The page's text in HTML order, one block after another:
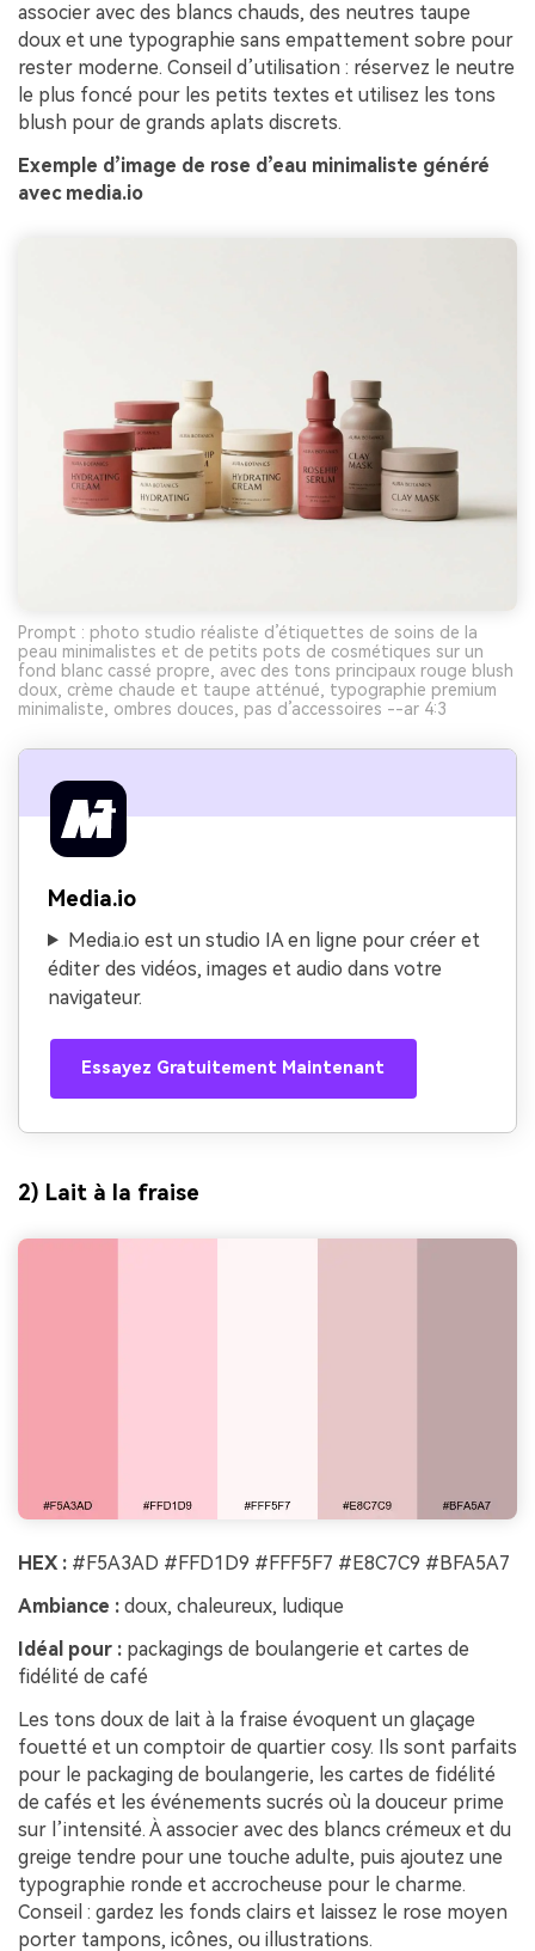
associer avec des blancs chauds, des neutres taupe
doux et une typographie sans empattement sobre pour
rester moderne. Conseil d’utilisation : réservez le neutre
le plus foncé pour les petits textes et utilisez les tons
blush pour de grands aplats discrets.
Exemple d’image de rose d’eau minimaliste généré
avec media.io
Prompt : photo studio réaliste d’étiquettes de soins de la
peau minimalistes et de petits pots de cosmétiques sur un
fond blanc cassé propre, avec des tons principaux rouge blush
doux, crème chaude et taupe atténué, typographie premium
minimaliste, ombres douces, pas d’accessoires --ar 4:3
Media.io
Media.io est un studio IA en ligne pour créer et
éditer des vidéos, images et audio dans votre
navigateur.
Essayez Gratuitement Maintenant
2) Lait à la fraise
HEX : #F5A3AD #FFD1D9 #FFF5F7 #E8C7C9 #BFA5A7
Ambiance : doux, chaleureux, ludique
Idéal pour : packagings de boulangerie et cartes de
fidélité de café
Les tons doux de lait à la fraise évoquent un glaçage
fouetté et un comptoir de quartier cosy. Ils sont parfaits
pour le packaging de boulangerie, les cartes de fidélité
de cafés et les événements sucrés où la douceur prime
sur l’intensité. À associer avec des blancs crémeux et du
greige tendre pour une touche adulte, puis ajoutez une
typographie ronde et accrocheuse pour le charme.
Conseil : gardez les fonds clairs et laissez le rose moyen
porter tampons, icônes, ou illustrations.